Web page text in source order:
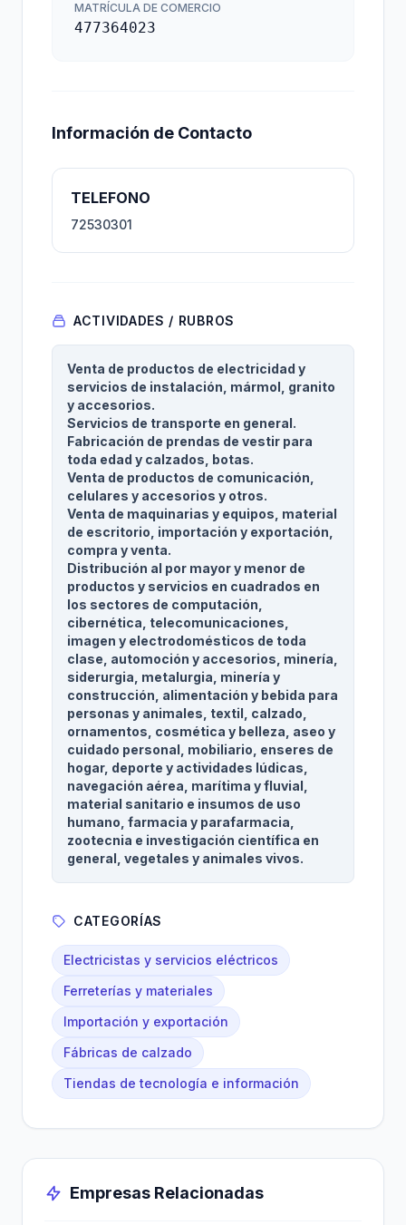
MATRÍCULA DE COMERCIO
477364023
Información de Contacto
TELEFONO
72530301
ACTIVIDADES / RUBROS
Venta de productos de electricidad y
servicios de instalación, mármol, granito
y accesorios.
Servicios de transporte en general.
Fabricación de prendas de vestir para
toda edad y calzados, botas.
Venta de productos de comunicación,
celulares y accesorios y otros.
Venta de maquinarias y equipos, material
de escritorio, importación y exportación,
compra y venta.
Distribución al por mayor y menor de
productos y servicios en cuadrados en
los sectores de computación,
cibernética, telecomunicaciones,
imagen y electrodomésticos de toda
clase, automoción y accesorios, minería,
siderurgia, metalurgia, minería y
construcción, alimentación y bebida para
personas y animales, textil, calzado,
ornamentos, cosmética y belleza, aseo y
cuidado personal, mobiliario, enseres de
hogar, deporte y actividades lúdicas,
navegación aérea, marítima y fluvial,
material sanitario e insumos de uso
humano, farmacia y parafarmacia,
zootecnia e investigación científica en
general, vegetales y animales vivos.
CATEGORÍAS
Electricistas y servicios eléctricos
Ferreterías y materiales
Importación y exportación
Fábricas de calzado
Tiendas de tecnología e información
Empresas Relacionadas